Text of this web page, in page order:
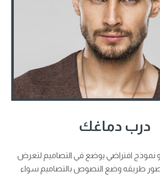
درب دماغك
نموذج افتراضي يوضع في التصاميم لتعرض
طريقه وضع النصوص بالتصاميم سواء